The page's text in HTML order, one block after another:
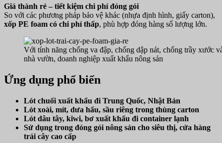
Giá thành rẻ – tiết kiệm chi phí đóng gói
So với các phương pháp bảo vệ khác (nhựa định hình, giấy carton),
xốp PE foam có chi phí thấp, phù hợp đóng hàng số lượng lớn.
Với tính năng chống va đập, chống dập nát, chống trầy xước
nhà vườn, doanh nghiệp xuất khẩu nông sản
Ứng dụng phổ biến
Lót chuối xuất khẩu đi Trung Quốc, Nhật Bản
Lót xoài, mít, dưa hấu, sầu riêng trong thùng carton
Lót dâu tây, kiwi, bơ xuất khẩu đi container lạnh
Sử dụng trong đóng gói nông sản cho siêu thị, cửa hàng
trái cây cao cấp